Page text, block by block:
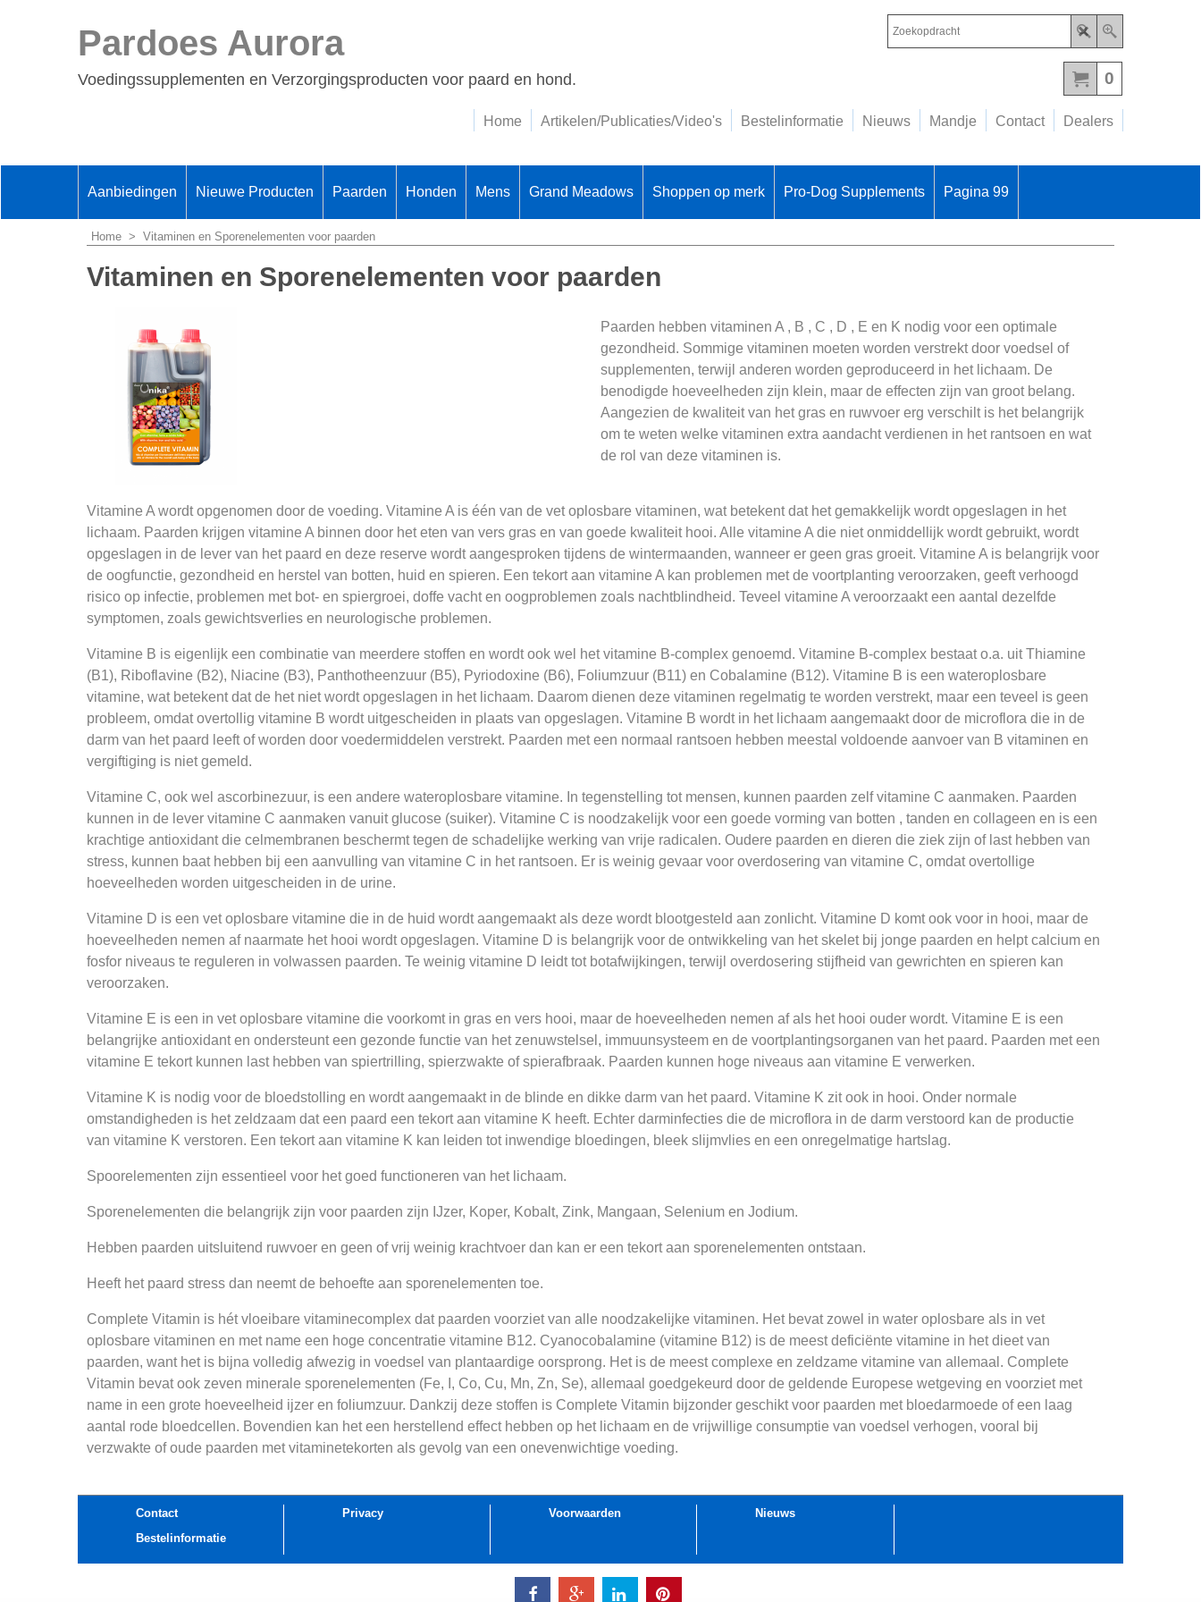
Pardoes Aurora
Voedingssupplementen en Verzorgingsproducten voor paard en hond. 0
Home Artikelen/Publicaties/Video's Bestelinformatie Nieuws Mandje Contact Dealers
Aanbiedingen Nieuwe Producten Paarden Honden Mens Grand Meadows Shoppen op merk Pro-Dog Supplements Pagina 99
Home > Vitaminen en Sporenelementen voor paarden
Vitaminen en Sporenelementen voor paarden
Paarden hebben vitaminen A , B , C , D , E en K nodig voor een optimale
gezondheid. Sommige vitaminen moeten worden verstrekt door voedsel of
supplementen, terwijl anderen worden geproduceerd in het lichaam. De
benodigde hoeveelheden zijn klein, maar de effecten zijn van groot belang.
Aangezien de kwaliteit van het gras en ruwvoer erg verschilt is het belangrijk
om te weten welke vitaminen extra aandacht verdienen in het rantsoen en wat
de rol van deze vitaminen is.
Vitamine A wordt opgenomen door de voeding. Vitamine A is één van de vet oplosbare vitaminen, wat betekent dat het gemakkelijk wordt opgeslagen in het
lichaam. Paarden krijgen vitamine A binnen door het eten van vers gras en van goede kwaliteit hooi. Alle vitamine A die niet onmiddellijk wordt gebruikt, wordt
opgeslagen in de lever van het paard en deze reserve wordt aangesproken tijdens de wintermaanden, wanneer er geen gras groeit. Vitamine A is belangrijk voor
de oogfunctie, gezondheid en herstel van botten, huid en spieren. Een tekort aan vitamine A kan problemen met de voortplanting veroorzaken, geeft verhoogd
risico op infectie, problemen met bot- en spiergroei, doffe vacht en oogproblemen zoals nachtblindheid. Teveel vitamine A veroorzaakt een aantal dezelfde
symptomen, zoals gewichtsverlies en neurologische problemen.
Vitamine B is eigenlijk een combinatie van meerdere stoffen en wordt ook wel het vitamine B-complex genoemd. Vitamine B-complex bestaat o.a. uit Thiamine
(B1), Riboflavine (B2), Niacine (B3), Panthotheenzuur (B5), Pyriodoxine (B6), Foliumzuur (B11) en Cobalamine (B12). Vitamine B is een wateroplosbare
vitamine, wat betekent dat de het niet wordt opgeslagen in het lichaam. Daarom dienen deze vitaminen regelmatig te worden verstrekt, maar een teveel is geen
probleem, omdat overtollig vitamine B wordt uitgescheiden in plaats van opgeslagen. Vitamine B wordt in het lichaam aangemaakt door de microflora die in de
darm van het paard leeft of worden door voedermiddelen verstrekt. Paarden met een normaal rantsoen hebben meestal voldoende aanvoer van B vitaminen en
vergiftiging is niet gemeld.
Vitamine C, ook wel ascorbinezuur, is een andere wateroplosbare vitamine. In tegenstelling tot mensen, kunnen paarden zelf vitamine C aanmaken. Paarden
kunnen in de lever vitamine C aanmaken vanuit glucose (suiker). Vitamine C is noodzakelijk voor een goede vorming van botten , tanden en collageen en is een
krachtige antioxidant die celmembranen beschermt tegen de schadelijke werking van vrije radicalen. Oudere paarden en dieren die ziek zijn of last hebben van
stress, kunnen baat hebben bij een aanvulling van vitamine C in het rantsoen. Er is weinig gevaar voor overdosering van vitamine C, omdat overtollige
hoeveelheden worden uitgescheiden in de urine.
Vitamine D is een vet oplosbare vitamine die in de huid wordt aangemaakt als deze wordt blootgesteld aan zonlicht. Vitamine D komt ook voor in hooi, maar de
hoeveelheden nemen af naarmate het hooi wordt opgeslagen. Vitamine D is belangrijk voor de ontwikkeling van het skelet bij jonge paarden en helpt calcium en
fosfor niveaus te reguleren in volwassen paarden. Te weinig vitamine D leidt tot botafwijkingen, terwijl overdosering stijfheid van gewrichten en spieren kan
veroorzaken.
Vitamine E is een in vet oplosbare vitamine die voorkomt in gras en vers hooi, maar de hoeveelheden nemen af als het hooi ouder wordt. Vitamine E is een
belangrijke antioxidant en ondersteunt een gezonde functie van het zenuwstelsel, immuunsysteem en de voortplantingsorganen van het paard. Paarden met een
vitamine E tekort kunnen last hebben van spiertrilling, spierzwakte of spierafbraak. Paarden kunnen hoge niveaus aan vitamine E verwerken.
Vitamine K is nodig voor de bloedstolling en wordt aangemaakt in de blinde en dikke darm van het paard. Vitamine K zit ook in hooi. Onder normale
omstandigheden is het zeldzaam dat een paard een tekort aan vitamine K heeft. Echter darminfecties die de microflora in de darm verstoord kan de productie
van vitamine K verstoren. Een tekort aan vitamine K kan leiden tot inwendige bloedingen, bleek slijmvlies en een onregelmatige hartslag.
Spoorelementen zijn essentieel voor het goed functioneren van het lichaam.
Sporenelementen die belangrijk zijn voor paarden zijn IJzer, Koper, Kobalt, Zink, Mangaan, Selenium en Jodium.
Hebben paarden uitsluitend ruwvoer en geen of vrij weinig krachtvoer dan kan er een tekort aan sporenelementen ontstaan.
Heeft het paard stress dan neemt de behoefte aan sporenelementen toe.
Complete Vitamin is hét vloeibare vitaminecomplex dat paarden voorziet van alle noodzakelijke vitaminen. Het bevat zowel in water oplosbare als in vet
oplosbare vitaminen en met name een hoge concentratie vitamine B12. Cyanocobalamine (vitamine B12) is de meest deficiënte vitamine in het dieet van
paarden, want het is bijna volledig afwezig in voedsel van plantaardige oorsprong. Het is de meest complexe en zeldzame vitamine van allemaal. Complete
Vitamin bevat ook zeven minerale sporenelementen (Fe, I, Co, Cu, Mn, Zn, Se), allemaal goedgekeurd door de geldende Europese wetgeving en voorziet met
name in een grote hoeveelheid ijzer en foliumzuur. Dankzij deze stoffen is Complete Vitamin bijzonder geschikt voor paarden met bloedarmoede of een laag
aantal rode bloedcellen. Bovendien kan het een herstellend effect hebben op het lichaam en de vrijwillige consumptie van voedsel verhogen, vooral bij
verzwakte of oude paarden met vitaminetekorten als gevolg van een onevenwichtige voeding.
Contact
Bestelinformatie
Privacy Voorwaarden Nieuws